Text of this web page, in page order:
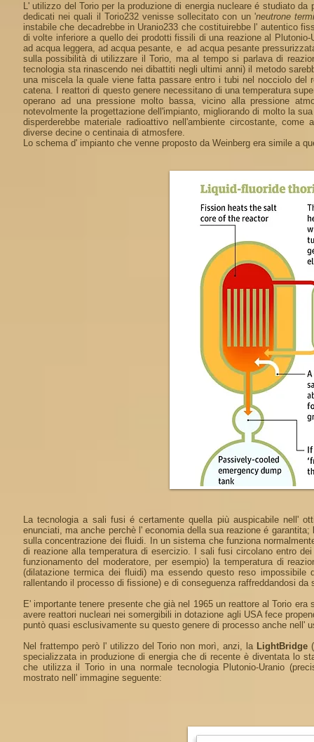
L' utilizzo del Torio per la produzione di energia nucleare é studiato
dedicati nei quali il Torio232 venisse sollecitato con un 'neutrone
instabile che decadrebbe in Uranio233 che costituirebbe l' autentico
di volte inferiore a quello dei prodotti fissili di una reazione al
ad acqua leggera, ad acqua pesante, e ad acqua pesante
sulla possibilità di utilizzare il Torio, ma al tempo si parlava di
tecnologia sta rinascendo nei dibattiti negli ultimi anni) il metodo
una miscela la quale viene fatta passare entro i tubi nel nocciolo del
catena. I reattori di questo genere necessitano di una temperatura
operano ad una pressione molto bassa, vicino alla pressione
notevolmente la progettazione dell'impianto, migliorando di molto la
disperderebbe materiale radioattivo nell'ambiente circostante,
diverse decine o centinaia di atmosfere.
Lo schema d' impianto che venne proposto da Weinberg era simile a
La tecnologia a sali fusi é certamente quella più auspicabile nell'
enunciati, ma anche perchè l' economia della sua reazione é
sulla concentrazione dei fluidi. In un sistema che funziona
di reazione alla temperatura di esercizio. I sali fusi circolano entro
funzionamento del moderatore, per esempio) la temperatura di
(dilatazione termica dei fluidi) ma essendo questo reso
rallentando il processo di fissione) e di conseguenza raffreddandosi da
E' importante tenere presente che già nel 1965 un reattore al Torio
avere reattori nucleari nei somergibili in dotazione agli USA fece
puntò quasi esclusivamente su questo genere di processo anche
Nel frattempo però l' utilizzo del Torio non morì, anzi, la LightBridge
specializzata in produzione di energia che di recente è diventata lo
che utilizza il Torio in una normale tecnologia Plutonio-Uranio
mostrato nell' immagine seguente: